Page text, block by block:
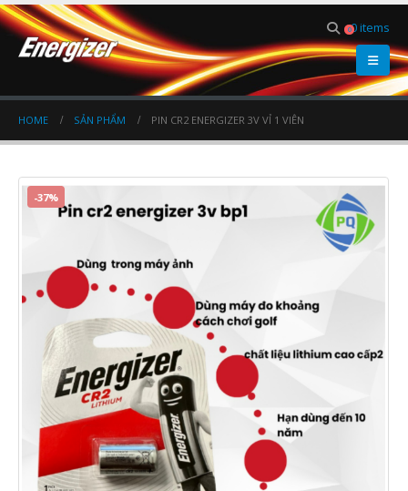
00 items
HOME SẢN PHẨM PIN CR2 ENERGIZER 3V VỈ 1 VIÊN
-37%